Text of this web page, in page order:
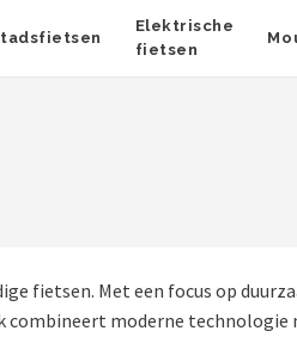
Elektrische
fietsen
fietsen. Met een focus op
moderne